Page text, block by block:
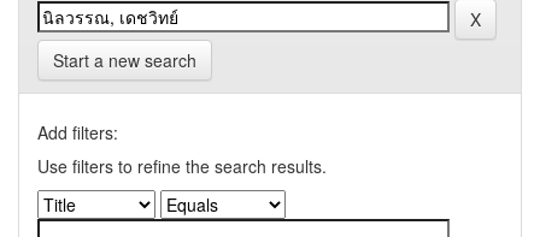
Start a new search
Add filters:
Use filters to refine the search results.